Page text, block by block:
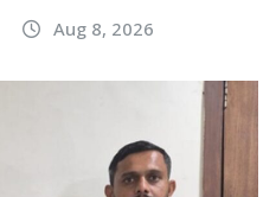
Aug 8, 2026